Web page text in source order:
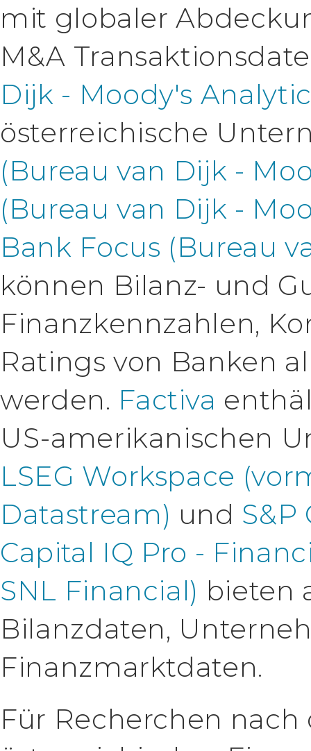
mit globaler
M&A
Dijk - Moody's
österreichische
(Bureau van Dijk -
(Bureau van Dijk -
Bank Focus (Bureau
können Bilanz- und
Finanzkennzahlen,
Ratings von Banken
werden. Factiva
US-amerikanischen
LSEG Workspace
Datastream) und S&P
Capital IQ Pro -
SNL Financial) bieten
Bilanzdaten,
Finanzmarktdaten.
Für Recherchen